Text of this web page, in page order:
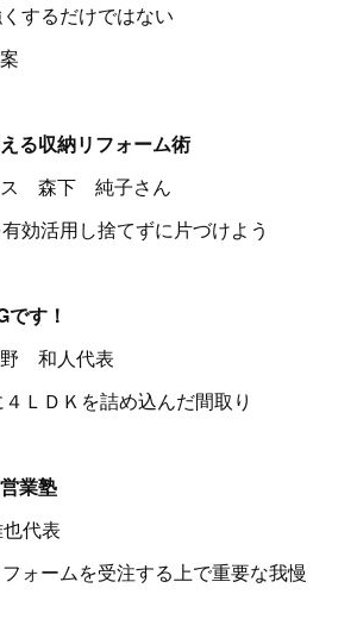
するだけではない
る収納リフォーム術
ス 森下 純子さん
効活用し捨てずに片づけよう
す！
和人代表
ＬＤＫを詰め込んだ間取り
業塾
代表
ォームを受注する上で重要な我慢